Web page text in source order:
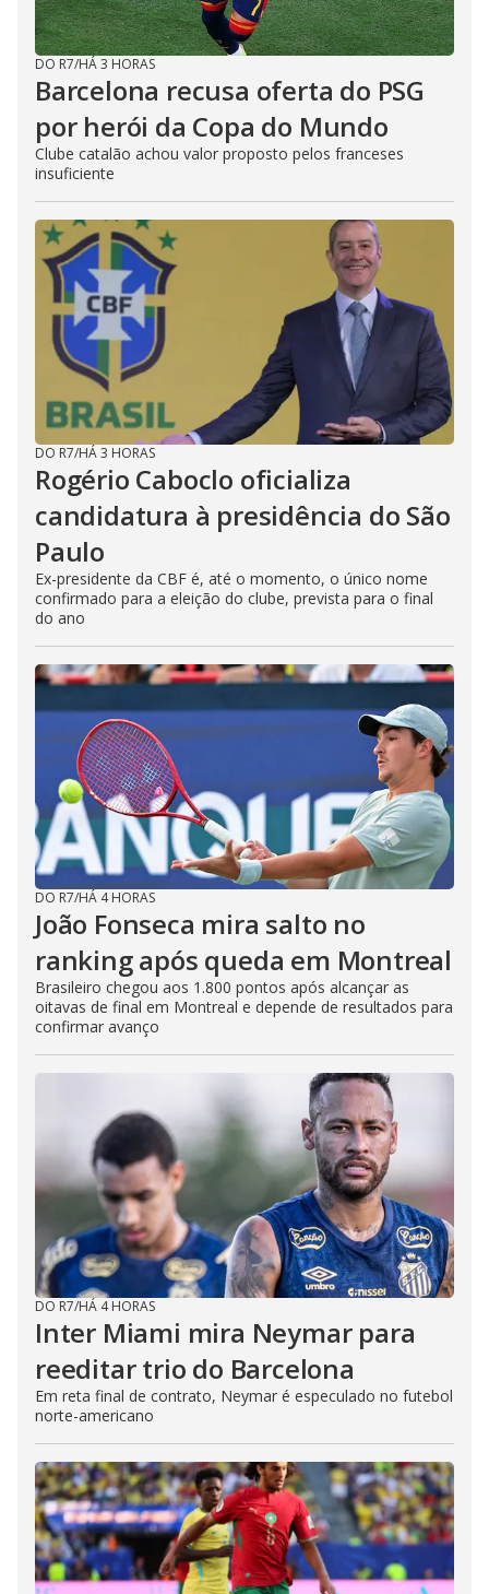
DO R7/HÁ 3 HORAS
Barcelona recusa oferta do PSG
por herói da Copa do Mundo
Clube catalão achou valor proposto pelos franceses
insuficiente
DO R7/HÁ 3 HORAS
Rogério Caboclo oficializa
candidatura à presidência do São
Paulo
Ex-presidente da CBF é, até o momento, o único nome
confirmado para a eleição do clube, prevista para o final
do ano
DO R7/HÁ 4 HORAS
João Fonseca mira salto no
ranking após queda em Montreal
Brasileiro chegou aos 1.800 pontos após alcançar as
oitavas de final em Montreal e depende de resultados para
confirmar avanço
DO R7/HÁ 4 HORAS
Inter Miami mira Neymar para
reeditar trio do Barcelona
Em reta final de contrato, Neymar é especulado no futebol
norte-americano